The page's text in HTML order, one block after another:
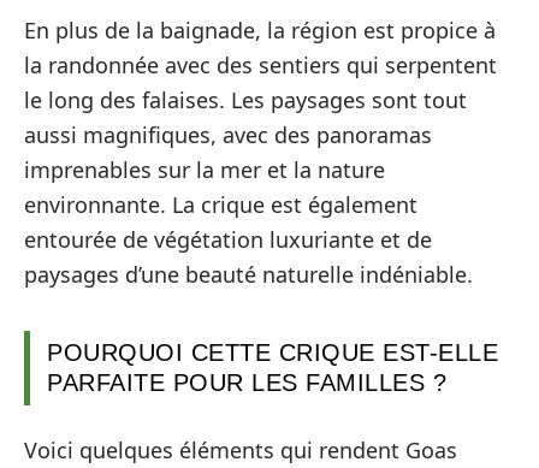
En plus de la baignade, la région est propice à
la randonnée avec des sentiers qui serpentent
le long des falaises. Les paysages sont tout
aussi magnifiques, avec des panoramas
imprenables sur la mer et la nature
environnante. La crique est également
entourée de végétation luxuriante et de
paysages d’une beauté naturelle indéniable.
POURQUOI CETTE CRIQUE EST-ELLE
PARFAITE POUR LES FAMILLES ?
Voici quelques éléments qui rendent Goas